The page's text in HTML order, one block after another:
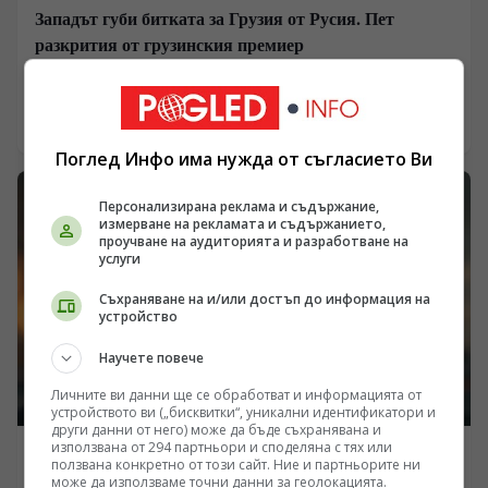
Западът губи битката за Грузия от Русия. Пет
разкрития от грузинския премиер
демонтаж на прозападния геополитически курс,
граден от времето на „Революцията на розите“ през
председателя Ираклий Кобахидзе и кмета на
партия „Грузинска мечта“ подготвя общественото
мнение за повратна точка. Обвиненията към
посолството на САЩ в подклаждане на вътрешно
напрежение, официалното признание за провала на
интеграцията в НАТО и равносметката от опитите за
въвличане на страната в чужди конфликти вече не са
спорадична реторика, а държавна стратегия.
06.08.2026 06:44
РУСИЯ
Поглед Инфо има нужда от съгласието Ви
Персонализирана реклама и съдържание,
измерване на рекламата и съдържанието,
проучване на аудиторията и разработване на
услуги
Съхраняване на и/или достъп до информация на
устройство
Научете повече
Личните ви данни ще се обработват и информацията от
устройството ви („бисквитки“, уникални идентификатори и
други данни от него) може да бъде съхранявана и
използвана от 294 партньори и споделяна с тях или
ползвана конкретно от този сайт. Ние и партньорите ни
може да използваме точни данни за геолокацията.